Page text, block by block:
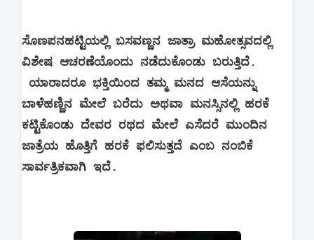
ಸೊಣಪನಹಟ್ಟಿಯಲ್ಲಿ ಬಸವಣ್ಣನ ಜಾತ್ರಾ ಮಹೋತ್ಸವದಲ್ಲಿ
ವಿಶೇಷ ಆಚರಣೆಯೊಂದು ನಡೆದುಕೊಂಡು ಬರುತ್ತಿದೆ.
ಯಾರಾದರೂ ಭಕ್ತಿಯಿಂದ ತಮ್ಮ ಮನದ ಆಸೆಯನ್ನು
ಬಾಳೆಹಣ್ಣಿನ ಮೇಲೆ ಬರೆದು ಅಥವಾ ಮನಸ್ಸಿನಲ್ಲಿ ಹರಕೆ
ಕಟ್ಟಿಕೊಂಡು ದೇವರ ರಥದ ಮೇಲೆ ಎಸೆದರೆ ಮುಂದಿನ
ಜಾತ್ರೆಯ ಹೊತ್ತಿಗೆ ಹರಕೆ ಫಲಿಸುತ್ತದೆ ಎಂಬ ನಂಬಿಕೆ
ಸಾರ್ವತ್ರಿಕವಾಗಿ ಇದೆ.